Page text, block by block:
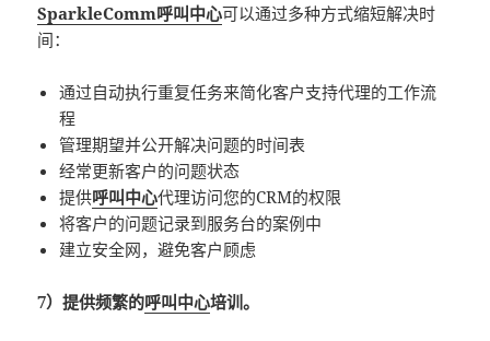
SparkleComm呼叫中心可以通过多种方式缩短解决时
间：
通过自动执行重复任务来简化客户支持代理的工作流
程
管理期望并公开解决问题的时间表
经常更新客户的问题状态
提供呼叫中心代理访问您的CRM的权限
将客户的问题记录到服务台的案例中
建立安全网，避免客户顾虑
7）提供频繁的呼叫中心培训。